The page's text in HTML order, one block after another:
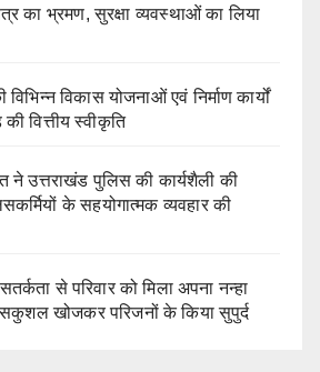
का भ्रमण, सुरक्षा व्यवस्थाओं का लिया
विकास योजनाओं एवं निर्माण कार्यों
वित्तीय स्वीकृति
उत्तराखंड पुलिस की कार्यशैली की
के सहयोगात्मक व्यवहार की
से परिवार को मिला अपना नन्हा
खोजकर परिजनों के किया सुपुर्द